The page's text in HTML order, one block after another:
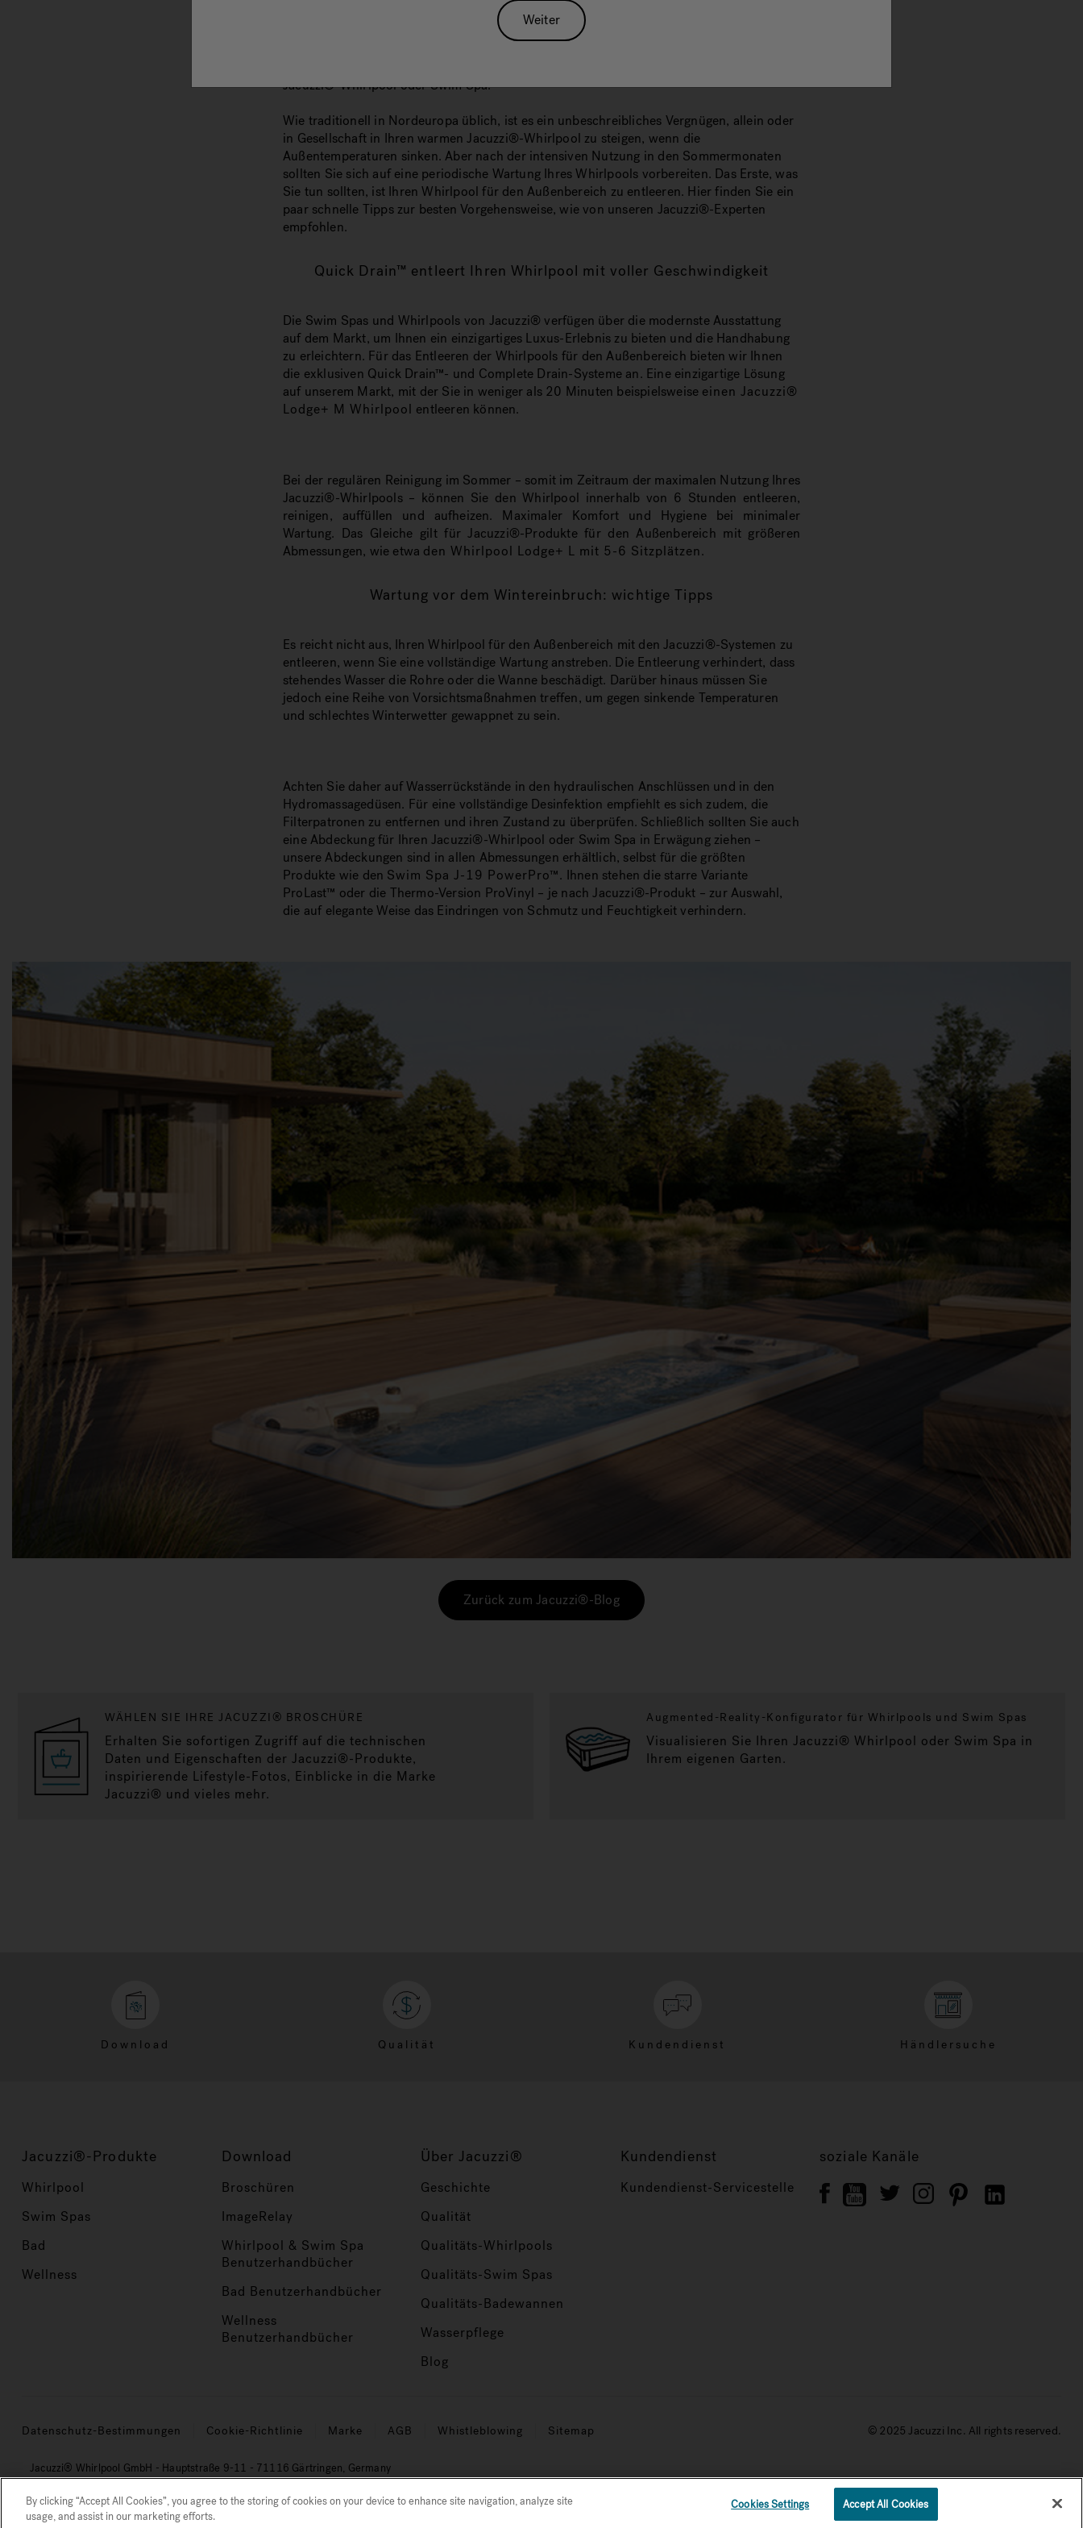
Der Herbst hat durchaus seine Reize. Die Natur zaubert neue Farben herbei, es kommen
Jacuzzi®-Whirlpool oder Swim Spa.
Wie traditionell in Nordeuropa üblich, ist es ein unbeschreibliches Vergnügen, allein oder
in Gesellschaft in Ihren warmen Jacuzzi®-Whirlpool zu steigen, wenn die
Außentemperaturen sinken. Aber nach der intensiven Nutzung in den Sommermonaten
sollten Sie sich auf eine periodische Wartung Ihres Whirlpools vorbereiten. Das Erste, was
Sie tun sollten, ist Ihren Whirlpool für den Außenbereich zu entleeren. Hier finden Sie ein
paar schnelle Tipps zur besten Vorgehensweise, wie von unseren Jacuzzi®-Experten
empfohlen.
Quick Drain™ entleert Ihren Whirlpool mit voller Geschwindigkeit
Die Swim Spas und Whirlpools von Jacuzzi® verfügen über die modernste Ausstattung
auf dem Markt, um Ihnen ein einzigartiges Luxus-Erlebnis zu bieten und die Handhabung
zu erleichtern. Für das Entleeren der Whirlpools für den Außenbereich bieten wir Ihnen
die exklusiven Quick Drain™- und Complete Drain-Systeme an. Eine einzigartige Lösung
auf unserem Markt, mit der Sie in weniger als 20 Minuten beispielsweise einen Jacuzzi®
Lodge+ M Whirlpool entleeren können.
Bei der regulären Reinigung im Sommer – somit im Zeitraum der maximalen Nutzung Ihres
Jacuzzi®-Whirlpools – können Sie den Whirlpool innerhalb von 6 Stunden entleeren,
reinigen, auffüllen und aufheizen. Maximaler Komfort und Hygiene bei minimaler
Wartung. Das Gleiche gilt für Jacuzzi®-Produkte für den Außenbereich mit größeren
Abmessungen, wie etwa den Whirlpool Lodge+ L mit 5-6 Sitzplätzen.
Wartung vor dem Wintereinbruch: wichtige Tipps
Es reicht nicht aus, Ihren Whirlpool für den Außenbereich mit den Jacuzzi®-Systemen zu
entleeren, wenn Sie eine vollständige Wartung anstreben. Die Entleerung verhindert, dass
stehendes Wasser die Rohre oder die Wanne beschädigt. Darüber hinaus müssen Sie
jedoch eine Reihe von Vorsichtsmaßnahmen treffen, um gegen sinkende Temperaturen
und schlechtes Winterwetter gewappnet zu sein.
Achten Sie daher auf Wasserrückstände in den hydraulischen Anschlüssen und in den
Hydromassagedüsen. Für eine vollständige Desinfektion empfiehlt es sich zudem, die
Filterpatronen zu entfernen und ihren Zustand zu überprüfen. Schließlich sollten Sie auch
eine Abdeckung für Ihren Jacuzzi®-Whirlpool oder Swim Spa in Erwägung ziehen –
unsere Abdeckungen sind in allen Abmessungen erhältlich, selbst für die größten
Produkte wie den Swim Spa J-19 PowerPro™. Ihnen stehen die starre Variante
ProLast™ oder die Thermo-Version ProVinyl – je nach Jacuzzi®-Produkt – zur Auswahl,
die auf elegante Weise das Eindringen von Schmutz und Feuchtigkeit verhindern.
Zurück zum Jacuzzi®-Blog
WÄHLEN SIE IHRE JACUZZI® BROSCHÜRE
Erhalten Sie sofortigen Zugriff auf die technischen
Daten und Eigenschaften der Jacuzzi®-Produkte,
inspirierende Lifestyle-Fotos, Einblicke in die Marke
Jacuzzi® und vieles mehr.
Augmented-Reality-Konfigurator für Whirlpools und Swim Spas
Visualisieren Sie Ihren Jacuzzi® Whirlpool oder Swim Spa in
Ihrem eigenen Garten.
Download Qualität Kundendienst Händlersuche
Jacuzzi®-Produkte
Whirlpool
Swim Spas
Bad
Wellness
Download
Broschüren
ImageRelay
Whirlpool & Swim Spa
Benutzerhandbücher
Bad Benutzerhandbücher
Wellness
Benutzerhandbücher
Über Jacuzzi®
Geschichte
Qualität
Qualitäts-Whirlpools
Qualitäts-Swim Spas
Qualitäts-Badewannen
Wasserpflege
Blog
Kundendienst
Kundendienst-Servicestelle
soziale Kanäle
Datenschutz-Bestimmungen Cookie-Richtlinie Marke AGB Whistleblowing Sitemap © 2025 Jacuzzi Inc. All rights reserved.
Jacuzzi® Whirlpool GmbH - Hauptstraße 9-11 - 71116 Gärtringen, Germany
Unter „Sauberem Wasser“, „Reinigung“ oder „Pflege“ versteht sich die Entfernung von mikroskopisch kleinen Schmutzpartikeln aus dem Wasser (je nach Modell bis zu einer
Größenordnung von 3 Mikron).
Weiter
By clicking “Accept All Cookies”, you agree to the storing of cookies on your device to enhance site navigation, analyze site
usage, and assist in our marketing efforts.
Cookies Settings Accept All Cookies